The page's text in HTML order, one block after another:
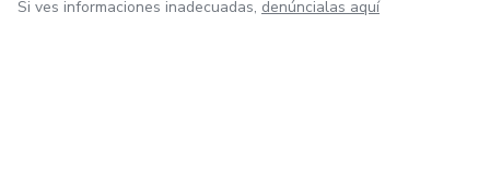
Si ves informaciones inadecuadas, denúncialas aquí